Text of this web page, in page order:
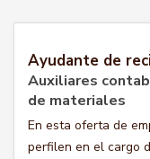
Ayudante de
Auxiliares
de materiales
En esta oferta de
perfilen en el cargo